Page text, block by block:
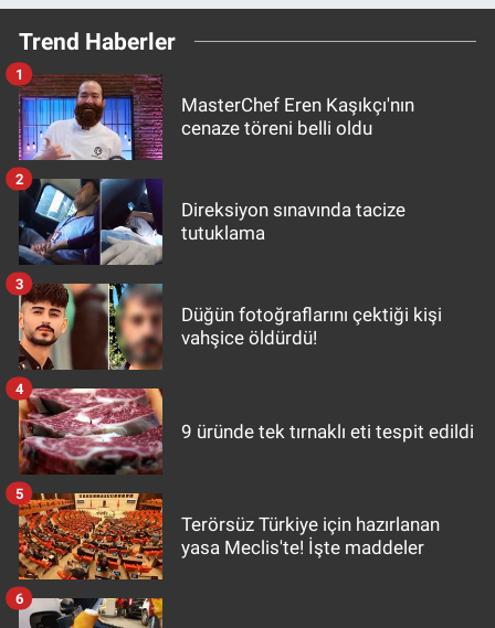
Trend Haberler
MasterChef Eren Kaşıkçı'nın
cenaze töreni belli oldu
1
Direksiyon sınavında tacize
tutuklama
2
Düğün fotoğraflarını çektiği kişi
vahşice öldürdü!
3
9 üründe tek tırnaklı eti tespit edildi
4
Terörsüz Türkiye için hazırlanan
yasa Meclis'te! İşte maddeler
5
6